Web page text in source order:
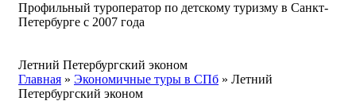
Профильный туроператор по детскому туризму в Санкт-
Петербурге с 2007 года
Летний Петербургский эконом
Главная » Экономичные туры в СПб » Летний
Петербургский эконом